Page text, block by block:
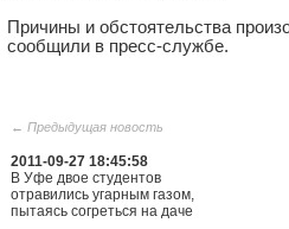
Причины и обстоятельства
сообщили в пресс-службе.
← Предыдущая новость
2011-09-27 18:45:58
В Уфе двое студентов
отравились угарным газом,
пытаясь согреться на даче